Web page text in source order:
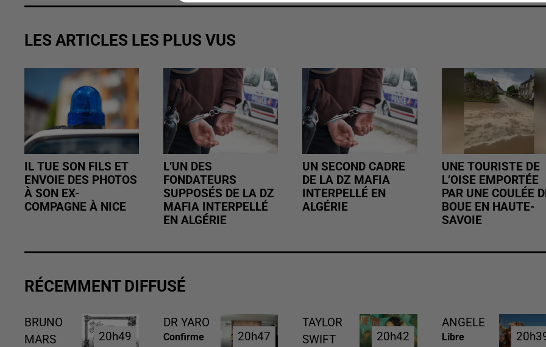
LES ARTICLES LES PLUS VUS
IL TUE SON FILS ET
ENVOIE DES PHOTOS
À SON EX-
COMPAGNE À NICE
L’UN DES
FONDATEURS
SUPPOSÉS DE LA DZ
MAFIA INTERPELLÉ
EN ALGÉRIE
UN SECOND CADRE
DE LA DZ MAFIA
INTERPELLÉ EN
ALGÉRIE
UNE TOURISTE DE
L’OISE EMPORTÉE
PAR UNE COULÉE
BOUE EN HAUTE-
SAVOIE
RÉCEMMENT DIFFUSÉ
BRUNO
MARS
20h49
20h49
DR YARO
Confirme 20h47
20h47
TAYLOR
SWIFT
20h42
20h42
ANGELE
Libre